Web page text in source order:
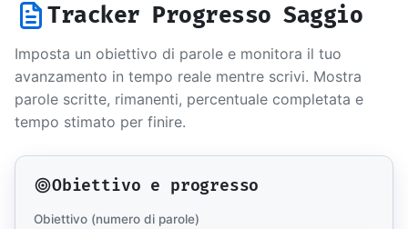
Tracker Progresso Saggio
Imposta un obiettivo di parole e monitora il tuo
avanzamento in tempo reale mentre scrivi. Mostra
parole scritte, rimanenti, percentuale completata e
tempo stimato per finire.
Obiettivo e progresso
Obiettivo (numero di parole)